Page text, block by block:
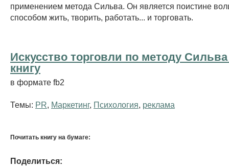
применением метода Сильва. Он является поистине
способом жить, творить, работать... и торговать.
Искусство торговли по методу Сильва
книгу
в формате fb2
Темы: PR Маркетинг, Психология реклама
Почитать книгу на бумаге:
Поделиться: